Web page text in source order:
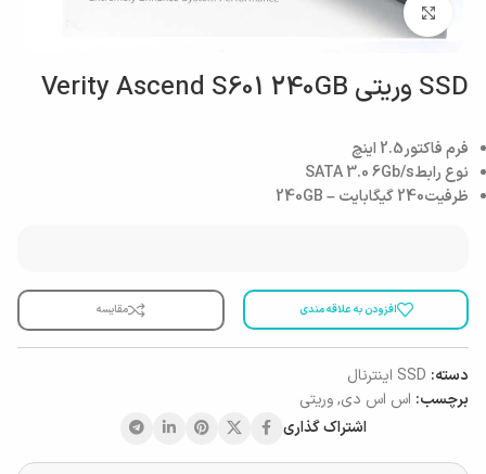
بزرگنمایی تصویر
SSD وریتی Verity Ascend S601 240GB
فرم فاکتور2.5 اینچ
نوع رابطSATA 3.0 6Gb/s
ظرفیت240 گیگابایت – 240GB
افزودن به علاقه مندی مقایسه
دسته: SSD اینترنال
برچسب: اس اس دی,وریتی
اشتراک گذاری